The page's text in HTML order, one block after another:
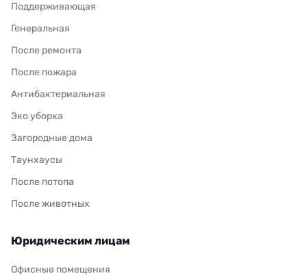
Поддерживающая
Генеральная
После ремонта
После пожара
Антибактериальная
Эко уборка
Загородные дома
Таунхаусы
После потопа
После животных
Юридическим лицам
Офисные помещения